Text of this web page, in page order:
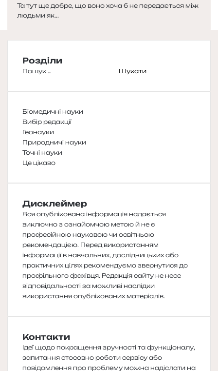
Та тут ще добре, що воно хоча б не передається між
людьми як...
Розділи
Пошук:
Біомедичні науки
Вибір редакції
Геонауки
Природничі науки
Точні науки
Це цікаво
Дисклеймер
Вся опублікована інформація надається
виключно з ознайомчою метою й не є
професійною науковою чи освітньою
рекомендацією. Перед використанням
інформації в навчальних, дослідницьких або
практичних цілях рекомендуємо звернутися до
профільного фахівця. Редакція сайту не несе
відповідальності за можливі наслідки
використання опублікованих матеріалів.
Контакти
Ідеї щодо покращення зручності та функціоналу,
запитання стосовно роботи сервісу або
повідомлення про проблему можна надіслати на